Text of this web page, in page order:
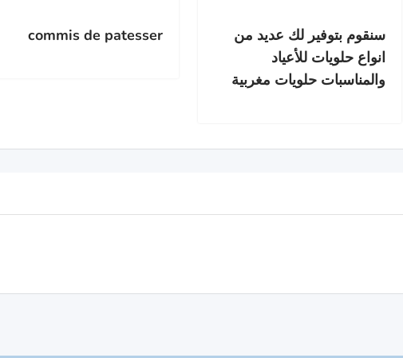
سنقوم بتوفير لك عديد من
انواع حلويات للأعياد
والمناسبات حلويات مغربية
commis de patesser